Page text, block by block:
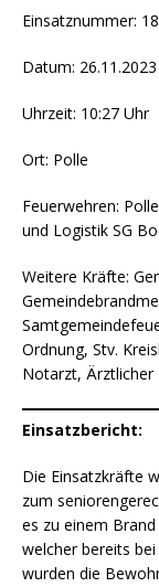
Einsatznummer:
Datum: 26.11.2023
Uhrzeit: 10:27 Uhr
Ort: Polle
Feuerwehren:
und Logistik SG
Weitere Kräfte:
Ordnung, Stv.
Notarzt, Ärztlicher
Einsatzbericht:
Die Einsatzkräfte
zum
es zu einem
welcher bereits
wurden die